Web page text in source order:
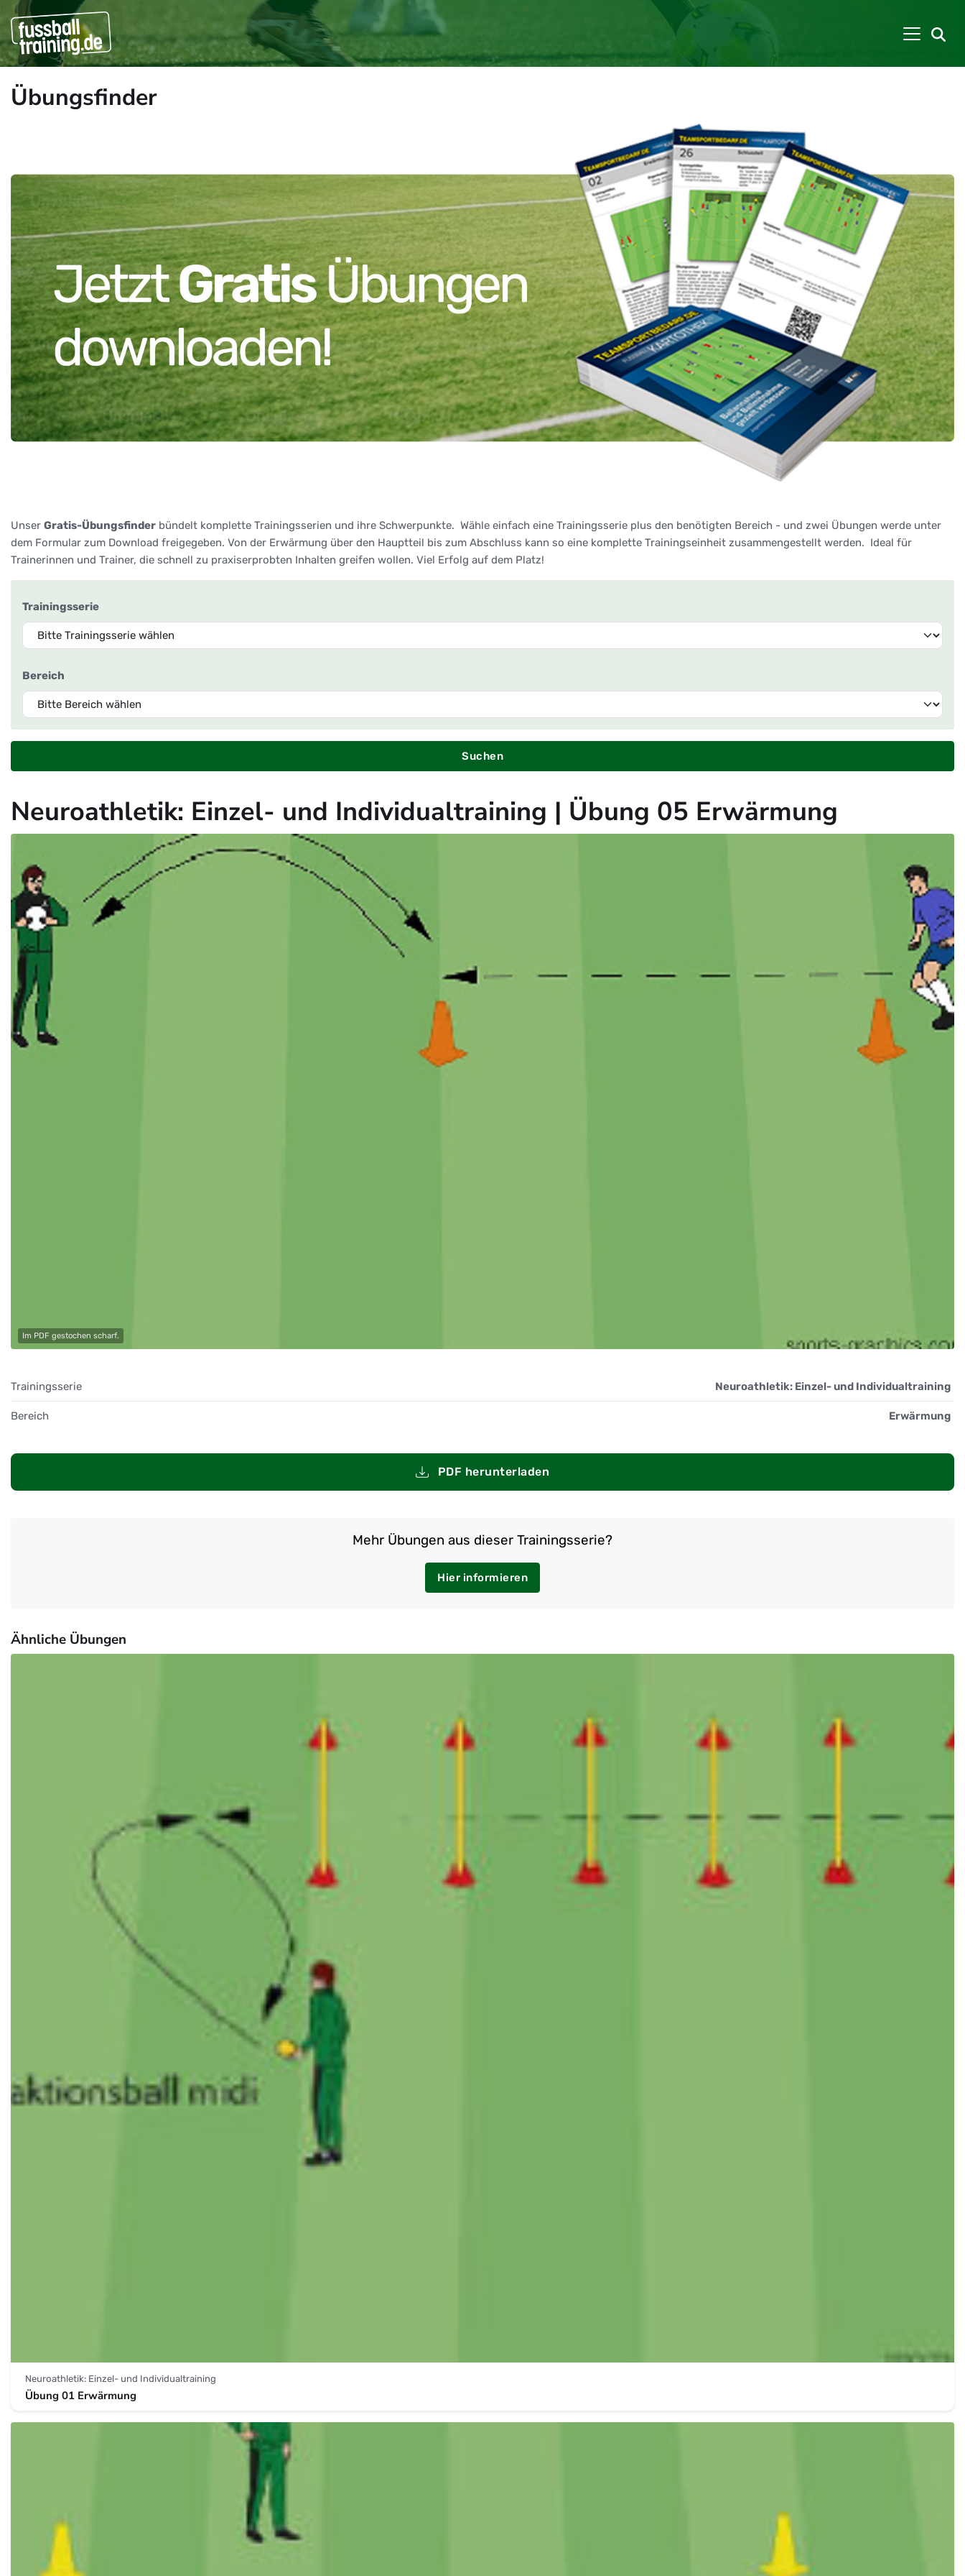
Übungsfinder
Unser Gratis-Übungsfinder bündelt komplette Trainingsserien und ihre Schwerpunkte. Wähle einfach eine Trainingsserie plus den benötigten Bereich - und zwei Übungen werde unter
dem Formular zum Download freigegeben. Von der Erwärmung über den Hauptteil bis zum Abschluss kann so eine komplette Trainingseinheit zusammengestellt werden. Ideal für
Trainerinnen und Trainer, die schnell zu praxiserprobten Inhalten greifen wollen. Viel Erfolg auf dem Platz!
Trainingsserie
Bereich
Suchen
Neuroathletik: Einzel- und Individualtraining | Übung 05 Erwärmung
Im PDF gestochen scharf.
Trainingsserie Neuroathletik: Einzel- und Individualtraining
Bereich Erwärmung
PDF herunterladen
Mehr Übungen aus dieser Trainingsserie?
Hier informieren
Ähnliche Übungen
Neuroathletik: Einzel- und Individualtraining
Übung 01 Erwärmung